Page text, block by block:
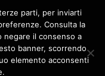
parti, per inviarti
Consulta la
il consenso a
banner, scorrendo
elemento acconsenti